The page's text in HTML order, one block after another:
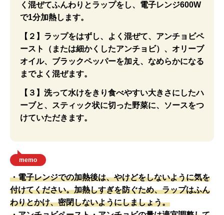
く混ぜてふんわりとラップをし、電子レンジ600W
で1分加熱します。
【２】ラップをはずし、よく混ぜて、アンチョビペ
ースト（または細かくしたアンチョビ）、オリーブ
オイル、ブラックペッパーを加え、なめらかになる
までよく混ぜます。
【３】洗って水けをきり食べやすい大きさにしたハ
ーブと、スティック状に切った野菜に、ソースをつ
けていただきます。
memo
・電子レンジでの加熱後は、やけどをしないように気を
付けてください。加熱しすぎを防ぐため、ラップはふん
わりとかけ、密閉しないようにしましょう。